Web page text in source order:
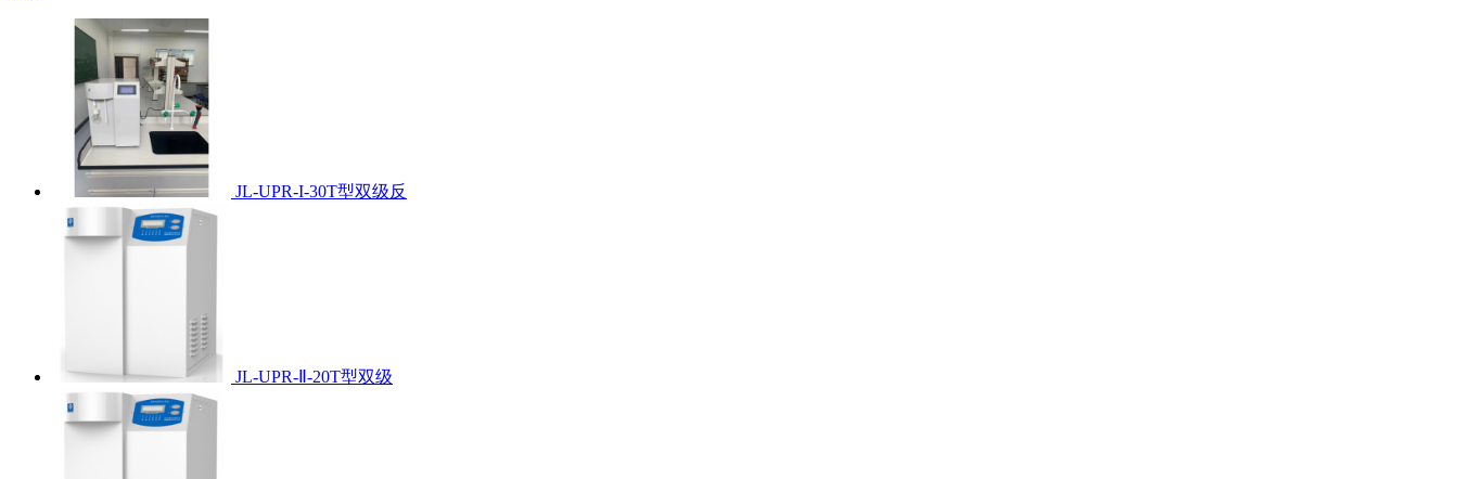
JL-UPR-I-30T型双级反
JL-UPR-Ⅱ-20T型双级